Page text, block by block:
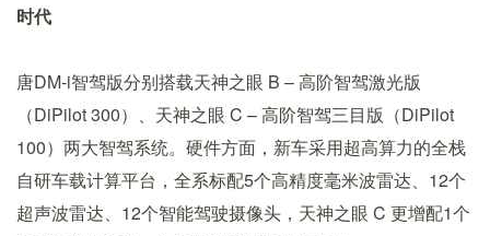
时代
唐DM-i智驾版分别搭载天神之眼 B – 高阶智驾激光版
（DiPilot 300）、天神之眼 C – 高阶智驾三目版（DiPilot
100）两大智驾系统。硬件方面，新车采用超高算力的全栈
自研车载计算平台，全系标配5个高精度毫米波雷达、12个
超声波雷达、12个智能驾驶摄像头，天神之眼 C 更增配1个